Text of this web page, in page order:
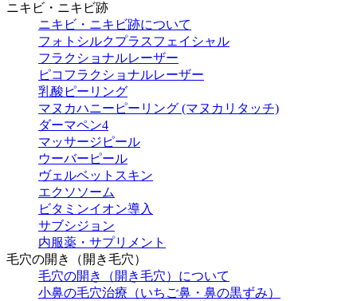
ニキビ・ニキビ跡
ニキビ・ニキビ跡について
フォトシルクプラスフェイシャル
フラクショナルレーザー
ピコフラクショナルレーザー
乳酸ピーリング
マヌカハニーピーリング (マヌカリタッチ)
ダーマペン4
マッサージピール
ウーバーピール
ヴェルベットスキン
エクソソーム
ビタミンイオン導入
サブシジョン
内服薬・サプリメント
毛穴の開き（開き毛穴）
毛穴の開き（開き毛穴）について
小鼻の毛穴治療（いちご鼻・鼻の黒ずみ）